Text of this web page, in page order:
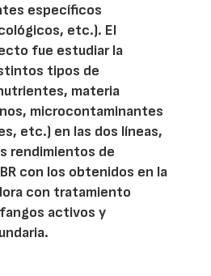
específicos
etc.). El
fue estudiar la
tipos de
materia
microcontaminantes
etc.) en las dos líneas,
rendimientos de
con los obtenidos en la
con tratamiento
activos y